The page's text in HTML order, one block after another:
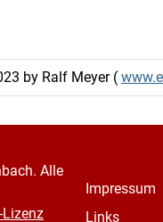
by Ralf Meyer (
Alle
Lizenz
Impressum
Links